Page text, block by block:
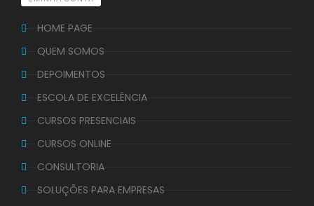
HOME PAGE
QUEM SOMOS
DEPOIMENTOS
ESCOLA DE EXCELÊNCIA
CURSOS PRESENCIAIS
CURSOS ONLINE
CONSULTORIA
SOLUÇÕES PARA EMPRESAS